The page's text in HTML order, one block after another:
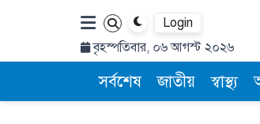
Login
বৃহস্পতিবার, ০৬ আগস্ট ২০২৬
সর্বশেষ জাতীয় স্বাস্থ্য